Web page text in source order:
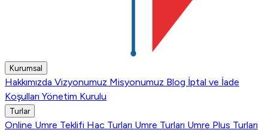
Kurumsal
Hakkımızda Vizyonumuz Misyonumuz Blog İptal ve İade
Koşulları Yönetim Kurulu
Turlar
Online Umre Teklifi Hac Turları Umre Turları Umre Plus Turları